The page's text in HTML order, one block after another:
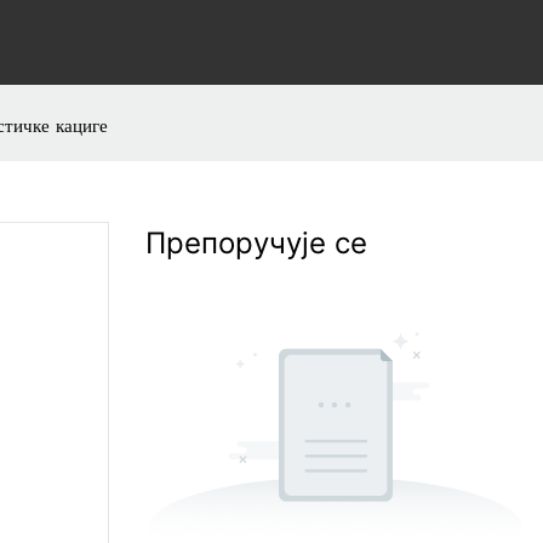
кациге
Препоручује се